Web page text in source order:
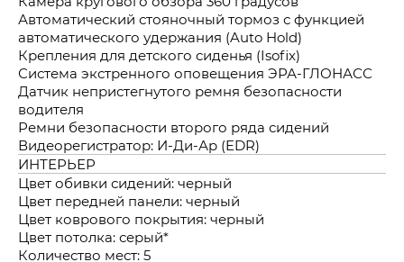
Автоматический стояночный тормоз с функцией
автоматического удержания (Auto Hold)
Крепления для детского сиденья (Isofix)
Система экстренного оповещения ЭРА-ГЛОНАСС
Датчик непристегнутого ремня безопасности
водителя
Ремни безопасности второго ряда сидений
Видеорегистратор: И-Ди-Ар (EDR)
ИНТЕРЬЕР
Цвет обивки сидений: черный
Цвет передней панели: черный
Цвет коврового покрытия: черный
Цвет потолка: серый*
Количество мест: 5